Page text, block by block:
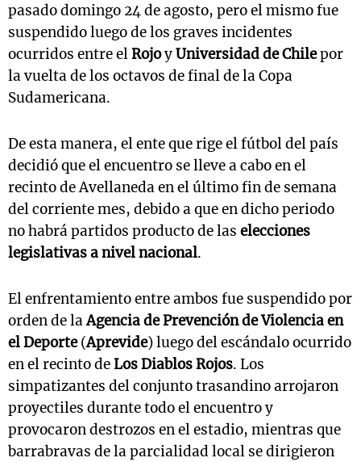
pasado domingo 24 de agosto, pero el mismo fue
suspendido luego de los graves incidentes
ocurridos entre elRojoyUniversidad de Chilepor
la vuelta de los octavos de final de la Copa
Sudamericana.
De esta manera, el ente que rige el fútbol del país
decidió que el encuentro se lleve a cabo en el
recinto de Avellaneda en el último fin de semana
del corriente mes, debido a que en dicho periodo
no habrá partidos producto de las elecciones
legislativas a nivel nacional.
El enfrentamiento entre ambos fue suspendido por
orden de laAgencia de Prevención de Violencia en
el Deporte(Aprevide) luego del escándalo ocurrido
en el recinto deLos Diablos Rojos. Los
simpatizantes del conjunto trasandino arrojaron
proyectiles durante todo el encuentro y
provocaron destrozos en el estadio, mientras que
barrabravas de la parcialidad local se dirigieron